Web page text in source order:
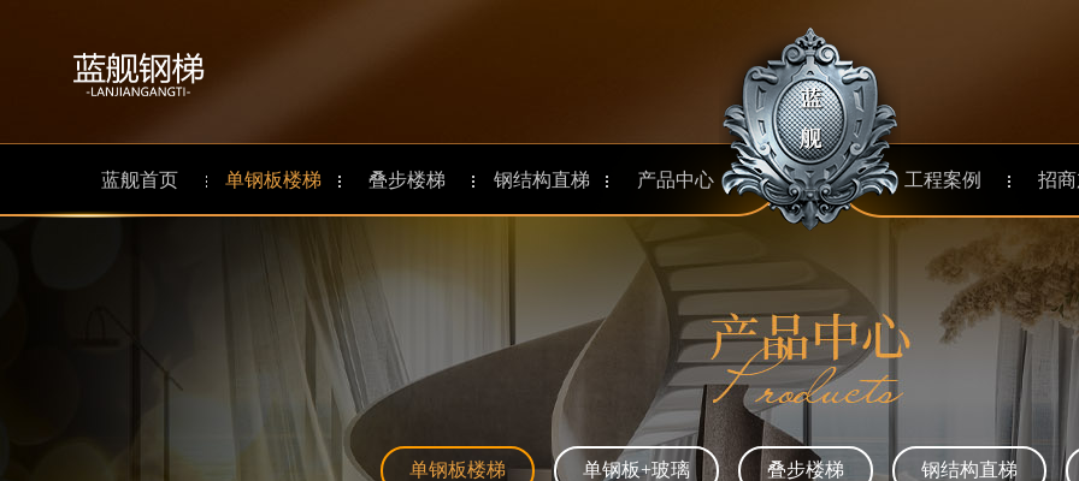
蓝舰首页 单钢板楼梯 叠步楼梯 钢结构直梯 产品中心
aaa
工程案例
招
单钢板楼梯 单钢板+玻璃 叠步楼梯 钢结构直梯